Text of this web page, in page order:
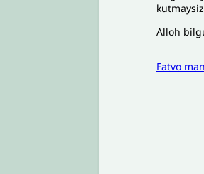
Alloh
Fatvo